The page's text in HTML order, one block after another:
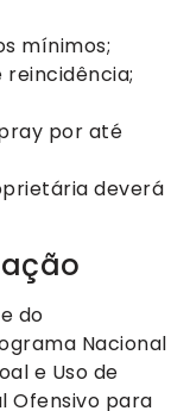
mínimos;
por até
deverá
do
Nacional
e Uso de
Ofensivo para